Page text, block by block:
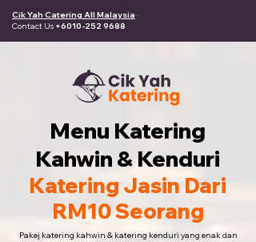
Cik Yah Catering All Malaysia ·
Contact Us +6010-252 9688
Menu Katering
Kahwin & Kenduri
Katering Jasin Dari
RM10 Seorang
Pakej katering kahwin & katering kenduri yang enak dan